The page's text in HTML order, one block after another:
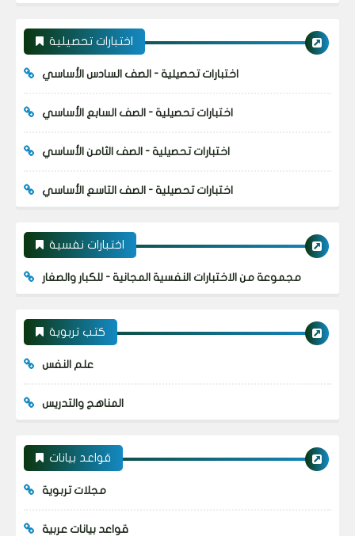
اختبارات تحصيلية
اختبارات تحصيلية - الصف السادس الأساسي
اختبارات تحصيلية - الصف السابع الأساسي
اختبارات تحصيلية - الصف الثامن الأساسي
اختبارات تحصيلية - الصف التاسع الأساسي
اختبارات نفسية
مجموعة من الاختبارات النفسية المجانية - للكبار والصغار
كتب تربوية
علم النفس
المناهج والتدريس
قواعد بيانات
مجلات تربوية
قواعد بيانات عربية